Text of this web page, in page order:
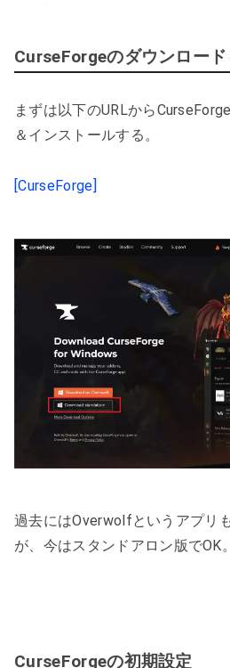
CurseForgeのダウンロー
まずは以下のURLから
＆インストールする。
[CurseForge]
過去にはOverwolfというアプリ
が、今はスタンドアロン版でOK。
CurseForgeの初期設定